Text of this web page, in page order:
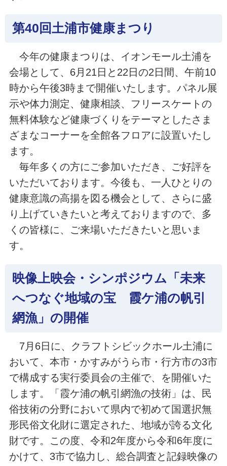
第40回土浦市健康まつり
今年の健康まつりは、イオンモール土浦を
会場として、6月21日と22日の2日間、午前10
時から午後3時まで開催いたします。パネル展
示や体力測定、健康相談、フリースケートの
無料体験など健康づくりをテーマとしたさま
ざまなコーナーを全館各フロアに設置いたし
ます。
毎年多くの方にご参加いただき、ご好評を
いただいております。今後も、一人ひとりの
健康意識の高揚を図る機会として、さらに盛
り上げていきたいと考えておりますので、多
くの皆様に、ご来場いただきたいと思いま
す。
映像上映会・シンポジウム「未来
へつなぐ地域の宝 霞ケ浦の帆引
網漁」の開催
7月6日に、クラフトシビックホール土浦に
おいて、本市・かすみがうら市・行方市の3市
で構成する実行委員会の主催で、を開催いた
します。「霞ケ浦の帆引網漁の技術」は、民
俗技術の分野において県内で初めて国選択無
形民俗文化財に選定された、地域が誇る文化
財です。この度、令和2年度から令和6年度に
かけて、3市で協力し、総合調査と記録映像の